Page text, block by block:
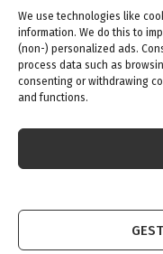
We use technologies like
information. We do this to
(non-) personalized ads.
process data such as
consenting or withdrawing
and functions.
Există aparate
bune?!